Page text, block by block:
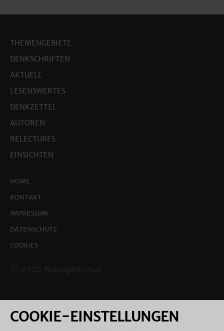
THEMENGEBIETE
DENKSCHRIFTEN
AKTUELL
LESENSWERTES
DENKZETTEL
AUTOREN
RELECTURES
EINSICHTEN
HOME
KONTAKT
IMPRESSUM
DATENSCHUTZ
COOKIES
COOKIE-EINSTELLUNGEN